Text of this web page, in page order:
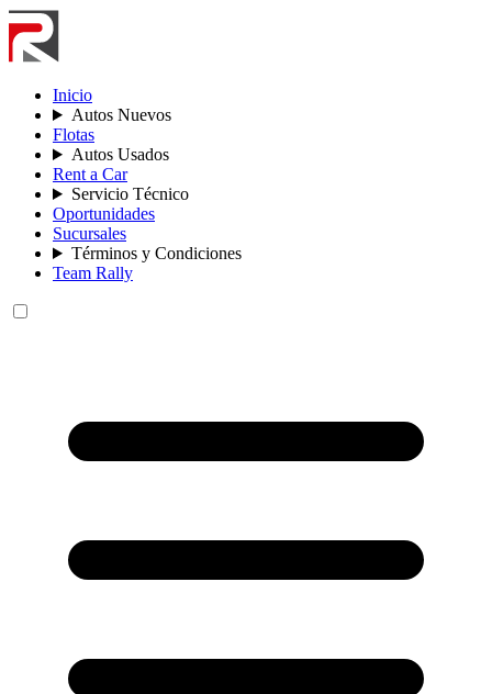
Inicio
Autos Nuevos
Flotas
Autos Usados
Rent a Car
Servicio Técnico
Oportunidades
Sucursales
Términos y Condiciones
Team Rally